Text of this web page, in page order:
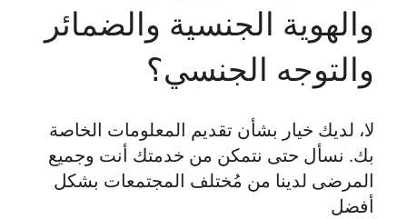
والهوية الجنسية والضمائر
والتوجه الجنسي؟
لا، لديك خيار بشأن تقديم المعلومات الخاصة
بك. نسأل حتى نتمكن من خدمتك أنت وجميع
المرضى لدينا من مُختلف المجتمعات بشكل
أفضل